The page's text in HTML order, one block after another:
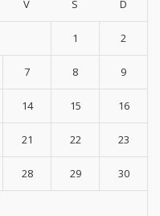
V S D
1 2
7 8 9
14 15 16
21 22 23
28 29 30